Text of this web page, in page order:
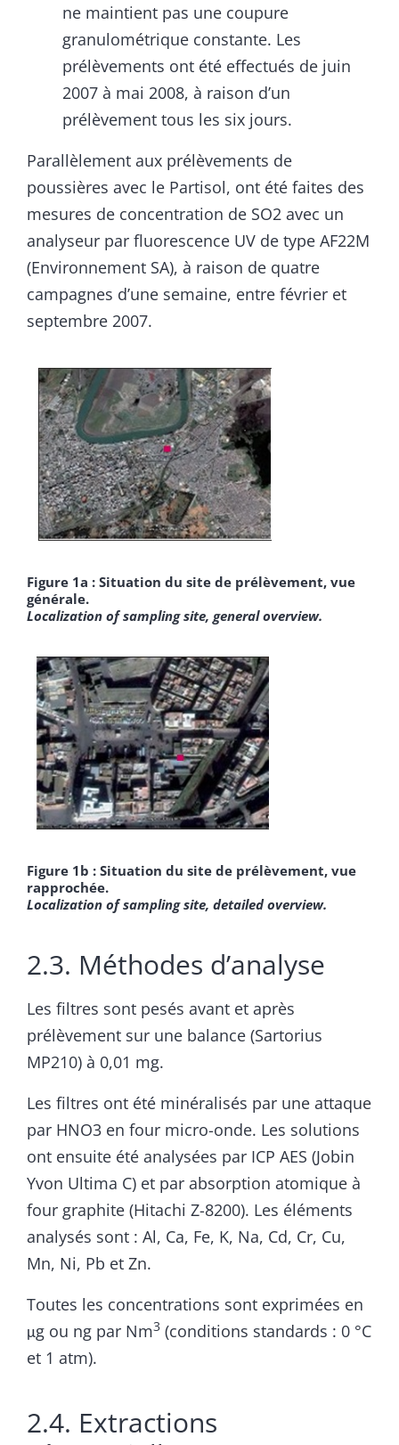
ne maintient pas une coupure
granulométrique constante. Les
prélèvements ont été effectués de juin
2007 à mai 2008, à raison d’un
prélèvement tous les six jours.
Parallèlement aux prélèvements de
poussières avec le Partisol, ont été faites des
mesures de concentration de SO2 avec un
analyseur par fluorescence UV de type AF22M
(Environnement SA), à raison de quatre
campagnes d’une semaine, entre février et
septembre 2007.
Figure 1a : Situation du site de prélèvement, vue
générale.
Localization of sampling site, general overview.
Figure 1b : Situation du site de prélèvement, vue
rapprochée.
Localization of sampling site, detailed overview.
2.3. Méthodes dʼanalyse
Les filtres sont pesés avant et après
prélèvement sur une balance (Sartorius
MP210) à 0,01 mg.
Les filtres ont été minéralisés par une attaque
par HNO3 en four micro-onde. Les solutions
ont ensuite été analysées par ICP AES (Jobin
Yvon Ultima C) et par absorption atomique à
four graphite (Hitachi Z-8200). Les éléments
analysés sont : Al, Ca, Fe, K, Na, Cd, Cr, Cu,
Mn, Ni, Pb et Zn.
Toutes les concentrations sont exprimées en
μg ou ng par Nm3 (conditions standards : 0 °C
et 1 atm).
2.4. Extractions